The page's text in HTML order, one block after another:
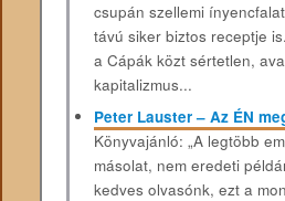
csupán szellemi
távú siker biztos receptje
a Cápák közt sértetlen,
kapitalizmus...
Peter Lauster – Az ÉN
Könyvajánló: „A ​legtöbb
másolat, nem eredeti
kedves olvasónk, ezt a